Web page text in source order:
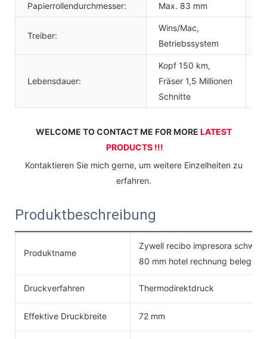
Papierrollendurchmesser: Max. 83 mm
Treiber:
Wins/Mac,
Betriebssystem
Lebensdauer:
Kopf 150 km,
Fräser 1,5 Millionen
Schnitte
WELCOME TO CONTACT ME FOR MORE LATEST
PRODUCTS !!!
erfahren.
Produktbeschreibung
Produktname
Zywell recibo impresora
80 mm hotel rechnung beleg
Druckverfahren Thermodirektdruck
Effektive Druckbreite 72 mm